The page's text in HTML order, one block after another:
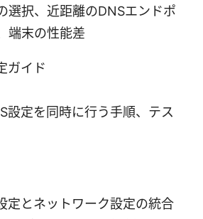
選択、近距離のDNSエンドポ
端末の性能差
ガイド
設定を同時に行う手順、テス
定とネットワーク設定の統合